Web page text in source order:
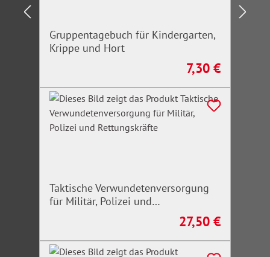
Gruppentagebuch für Kindergarten,
Krippe und Hort
Regulärer Preis:
7,30 €
Taktische Verwundetenversorgung
für Militär, Polizei und
Regulärer Preis:
27,50 €